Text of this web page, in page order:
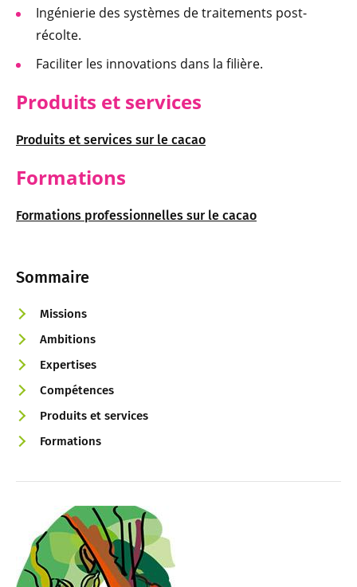
Sommaire
Missions
Ambitions
Expertises
Compétences
Produits et services
Formations
Ingénierie des systèmes de traitements post-
récolte.
Faciliter les innovations dans la filière.
Produits et services
Produits et services sur le cacao
Formations
Formations professionnelles sur le cacao